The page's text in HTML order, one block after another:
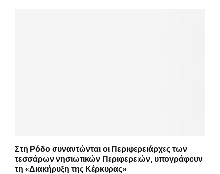
Στη Ρόδο συναντώνται οι Περιφερειάρχες των
τεσσάρων νησιωτικών Περιφερειών, υπογράφουν
τη «Διακήρυξη της Κέρκυρας»